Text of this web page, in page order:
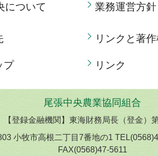
について 業務運営方針
プ
リンクと著
リンク
尾張中央農業協同組合
【登録金融機関】東海財務局長（登金）
小牧市高根二丁目7番地の1
FAX(0568)47-5611